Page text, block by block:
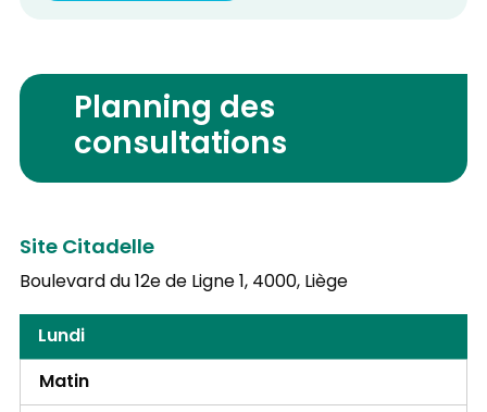
Planning des
consultations
Site Citadelle
Boulevard du 12e de Ligne 1,4000, Liège
Lundi
Matin